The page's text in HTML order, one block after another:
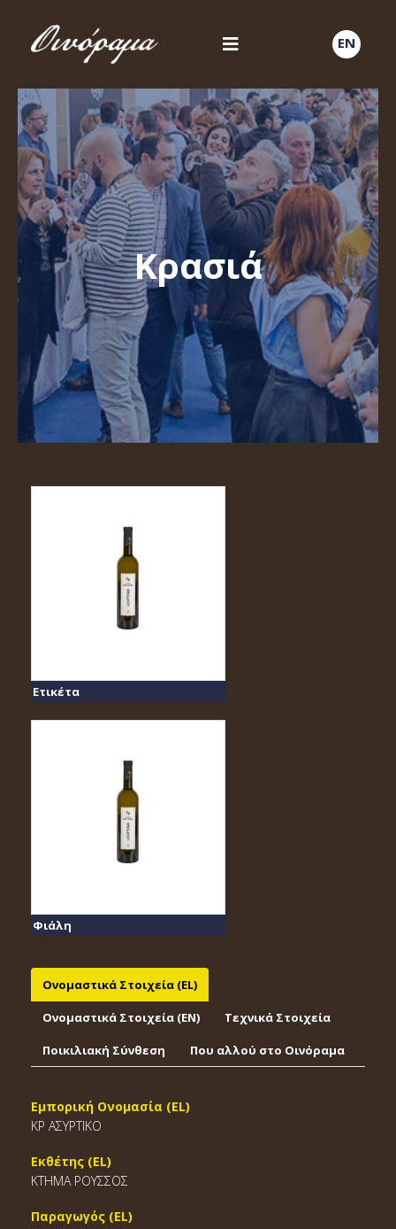
EN
Κρασιά
Ετικέτα
Φιάλη
Ονομαστικά Στοιχεία (EL)
Ονομαστικά Στοιχεία (EΝ) Τεχνικά Στοιχεία
Ποικιλιακή Σύνθεση Που αλλού στο Οινόραμα
Εμπορική Ονομασία (EL)
ΚΡ ΑΣΥΡΤΙΚΟ
Εκθέτης (EL)
ΚΤΗΜΑ ΡΟΥΣΣΟΣ
Παραγωγός (EL)